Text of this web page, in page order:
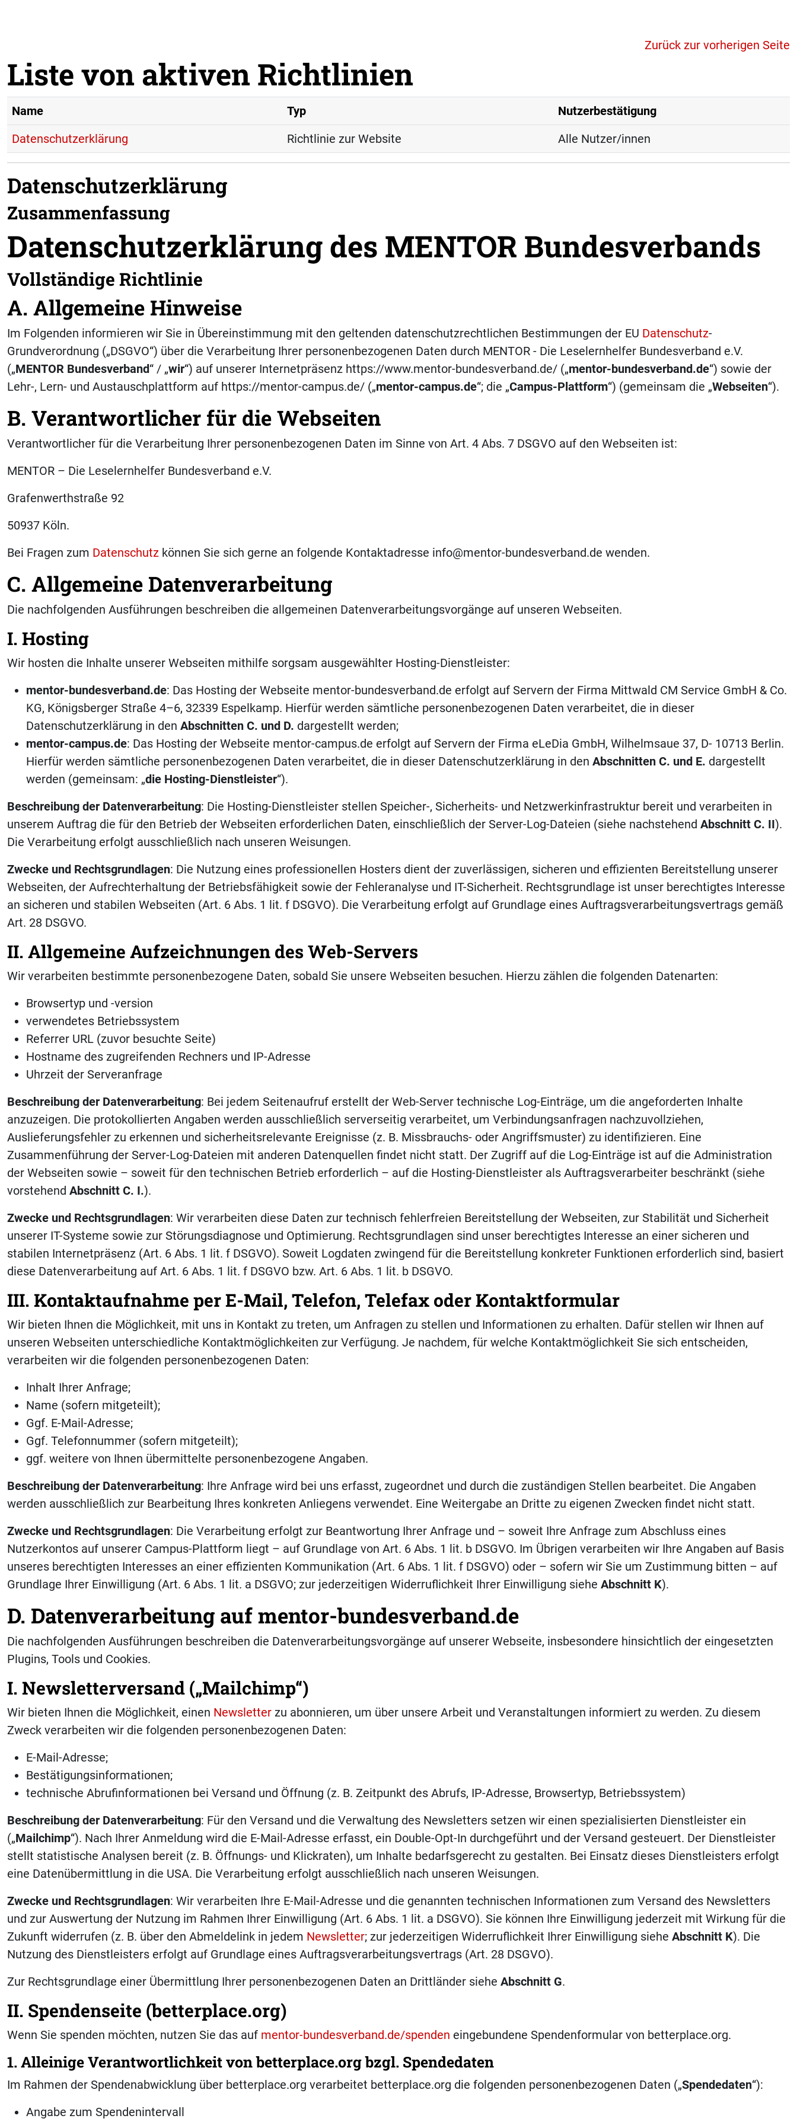
Zurück zur vorherigen Seite
Liste von aktiven Richtlinien
Name Typ
Nutzerbestätigung
Datenschutzerklärung
Richtlinie zur Website Alle Nutzer/innen
Datenschutzerklärung
Zusammenfassung
Datenschutzerklärung des MENTOR Bundesverbands
Vollständige Richtlinie
A. Allgemeine Hinweise
Im Folgenden informieren wir Sie in Übereinstimmung mit den geltenden datenschutzrechtlichen Bestimmungen der EU Datenschutz-
Grundverordnung („DSGVO“) über die Verarbeitung Ihrer personenbezogenen Daten durch MENTOR - Die Leselernhelfer Bundesverband e.V.
(„MENTOR Bundesverband“ / „wir“) auf unserer Internetpräsenz https://www.mentor-bundesverband.de/ („mentor-bundesverband.de“) sowie der
Lehr-, Lern- und Austauschplattform auf https://mentor-campus.de/ („mentor-campus.de“; die „Campus-Plattform“) (gemeinsam die „Webseiten“).
B. Verantwortlicher für die Webseiten
Verantwortlicher für die Verarbeitung Ihrer personenbezogenen Daten im Sinne von Art. 4 Abs. 7 DSGVO auf den Webseiten ist:
MENTOR – Die Leselernhelfer Bundesverband e.V.
Grafenwerthstraße 92
50937 Köln.
Bei Fragen zum Datenschutz können Sie sich gerne an folgende Kontaktadresse info@mentor-bundesverband.de wenden.
C. Allgemeine Datenverarbeitung
Die nachfolgenden Ausführungen beschreiben die allgemeinen Datenverarbeitungsvorgänge auf unseren Webseiten.
I. Hosting
Wir hosten die Inhalte unserer Webseiten mithilfe sorgsam ausgewählter Hosting-Dienstleister:
mentor-bundesverband.de: Das Hosting der Webseite mentor-bundesverband.de erfolgt auf Servern der Firma Mittwald CM Service GmbH & Co.
KG, Königsberger Straße 4–6, 32339 Espelkamp. Hierfür werden sämtliche personenbezogenen Daten verarbeitet, die in dieser
Datenschutzerklärung in den Abschnitten C. und D. dargestellt werden;
mentor-campus.de: Das Hosting der Webseite mentor-campus.de erfolgt auf Servern der Firma eLeDia GmbH, Wilhelmsaue 37, D- 10713 Berlin.
Hierfür werden sämtliche personenbezogenen Daten verarbeitet, die in dieser Datenschutzerklärung in den Abschnitten C. und E. dargestellt
werden (gemeinsam: „die Hosting-Dienstleister“).
Beschreibung der Datenverarbeitung: Die Hosting-Dienstleister stellen Speicher-, Sicherheits- und Netzwerkinfrastruktur bereit und verarbeiten in
unserem Auftrag die für den Betrieb der Webseiten erforderlichen Daten, einschließlich der Server-Log-Dateien (siehe nachstehend Abschnitt C. II).
Die Verarbeitung erfolgt ausschließlich nach unseren Weisungen.
Zwecke und Rechtsgrundlagen: Die Nutzung eines professionellen Hosters dient der zuverlässigen, sicheren und effizienten Bereitstellung unserer
Webseiten, der Aufrechterhaltung der Betriebsfähigkeit sowie der Fehleranalyse und IT-Sicherheit. Rechtsgrundlage ist unser berechtigtes Interesse
an sicheren und stabilen Webseiten (Art. 6 Abs. 1 lit. f DSGVO). Die Verarbeitung erfolgt auf Grundlage eines Auftragsverarbeitungsvertrags gemäß
Art. 28 DSGVO.
II. Allgemeine Aufzeichnungen des Web-Servers
Wir verarbeiten bestimmte personenbezogene Daten, sobald Sie unsere Webseiten besuchen. Hierzu zählen die folgenden Datenarten:
Browsertyp und -version
verwendetes Betriebssystem
Referrer URL (zuvor besuchte Seite)
Hostname des zugreifenden Rechners und IP-Adresse
Uhrzeit der Serveranfrage
Beschreibung der Datenverarbeitung: Bei jedem Seitenaufruf erstellt der Web-Server technische Log-Einträge, um die angeforderten Inhalte
anzuzeigen. Die protokollierten Angaben werden ausschließlich serverseitig verarbeitet, um Verbindungsanfragen nachzuvollziehen,
Auslieferungsfehler zu erkennen und sicherheitsrelevante Ereignisse (z. B. Missbrauchs- oder Angriffsmuster) zu identifizieren. Eine
Zusammenführung der Server-Log-Dateien mit anderen Datenquellen findet nicht statt. Der Zugriff auf die Log-Einträge ist auf die Administration
der Webseiten sowie – soweit für den technischen Betrieb erforderlich – auf die Hosting-Dienstleister als Auftragsverarbeiter beschränkt (siehe
vorstehend Abschnitt C. I.).
Zwecke und Rechtsgrundlagen: Wir verarbeiten diese Daten zur technisch fehlerfreien Bereitstellung der Webseiten, zur Stabilität und Sicherheit
unserer IT-Systeme sowie zur Störungsdiagnose und Optimierung. Rechtsgrundlagen sind unser berechtigtes Interesse an einer sicheren und
stabilen Internetpräsenz (Art. 6 Abs. 1 lit. f DSGVO). Soweit Logdaten zwingend für die Bereitstellung konkreter Funktionen erforderlich sind, basiert
diese Datenverarbeitung auf Art. 6 Abs. 1 lit. f DSGVO bzw. Art. 6 Abs. 1 lit. b DSGVO.
III. Kontaktaufnahme per E-Mail, Telefon, Telefax oder Kontaktformular
Wir bieten Ihnen die Möglichkeit, mit uns in Kontakt zu treten, um Anfragen zu stellen und Informationen zu erhalten. Dafür stellen wir Ihnen auf
unseren Webseiten unterschiedliche Kontaktmöglichkeiten zur Verfügung. Je nachdem, für welche Kontaktmöglichkeit Sie sich entscheiden,
verarbeiten wir die folgenden personenbezogenen Daten:
Inhalt Ihrer Anfrage;
Name (sofern mitgeteilt);
Ggf. E-Mail-Adresse;
Ggf. Telefonnummer (sofern mitgeteilt);
ggf. weitere von Ihnen übermittelte personenbezogene Angaben.
Beschreibung der Datenverarbeitung: Ihre Anfrage wird bei uns erfasst, zugeordnet und durch die zuständigen Stellen bearbeitet. Die Angaben
werden ausschließlich zur Bearbeitung Ihres konkreten Anliegens verwendet. Eine Weitergabe an Dritte zu eigenen Zwecken findet nicht statt.
Zwecke und Rechtsgrundlagen: Die Verarbeitung erfolgt zur Beantwortung Ihrer Anfrage und – soweit Ihre Anfrage zum Abschluss eines
Nutzerkontos auf unserer Campus-Plattform liegt – auf Grundlage von Art. 6 Abs. 1 lit. b DSGVO. Im Übrigen verarbeiten wir Ihre Angaben auf Basis
unseres berechtigten Interesses an einer effizienten Kommunikation (Art. 6 Abs. 1 lit. f DSGVO) oder – sofern wir Sie um Zustimmung bitten – auf
Grundlage Ihrer Einwilligung (Art. 6 Abs. 1 lit. a DSGVO; zur jederzeitigen Widerruflichkeit Ihrer Einwilligung siehe Abschnitt K).
D. Datenverarbeitung auf mentor-bundesverband.de
Die nachfolgenden Ausführungen beschreiben die Datenverarbeitungsvorgänge auf unserer Webseite, insbesondere hinsichtlich der eingesetzten
Plugins, Tools und Cookies.
I. Newsletterversand („Mailchimp“)
Wir bieten Ihnen die Möglichkeit, einen Newsletter zu abonnieren, um über unsere Arbeit und Veranstaltungen informiert zu werden. Zu diesem
Zweck verarbeiten wir die folgenden personenbezogenen Daten:
E-Mail-Adresse;
Bestätigungsinformationen;
technische Abrufinformationen bei Versand und Öffnung (z. B. Zeitpunkt des Abrufs, IP-Adresse, Browsertyp, Betriebssystem)
Beschreibung der Datenverarbeitung: Für den Versand und die Verwaltung des Newsletters setzen wir einen spezialisierten Dienstleister ein
(„Mailchimp“). Nach Ihrer Anmeldung wird die E-Mail-Adresse erfasst, ein Double-Opt-In durchgeführt und der Versand gesteuert. Der Dienstleister
stellt statistische Analysen bereit (z. B. Öffnungs- und Klickraten), um Inhalte bedarfsgerecht zu gestalten. Bei Einsatz dieses Dienstleisters erfolgt
eine Datenübermittlung in die USA. Die Verarbeitung erfolgt ausschließlich nach unseren Weisungen.
Zwecke und Rechtsgrundlagen: Wir verarbeiten Ihre E-Mail-Adresse und die genannten technischen Informationen zum Versand des Newsletters
und zur Auswertung der Nutzung im Rahmen Ihrer Einwilligung (Art. 6 Abs. 1 lit. a DSGVO). Sie können Ihre Einwilligung jederzeit mit Wirkung für die
Zukunft widerrufen (z. B. über den Abmeldelink in jedem Newsletter; zur jederzeitigen Widerruflichkeit Ihrer Einwilligung siehe Abschnitt K). Die
Nutzung des Dienstleisters erfolgt auf Grundlage eines Auftragsverarbeitungsvertrags (Art. 28 DSGVO).
Zur Rechtsgrundlage einer Übermittlung Ihrer personenbezogenen Daten an Drittländer siehe Abschnitt G.
II. Spendenseite (betterplace.org)
Wenn Sie spenden möchten, nutzen Sie das auf mentor-bundesverband.de/spenden eingebundene Spendenformular von betterplace.org.
1. Alleinige Verantwortlichkeit von betterplace.org bzgl. Spendedaten
Im Rahmen der Spendenabwicklung über betterplace.org verarbeitet betterplace.org die folgenden personenbezogenen Daten („Spendedaten“):
Angabe zum Spendenintervall